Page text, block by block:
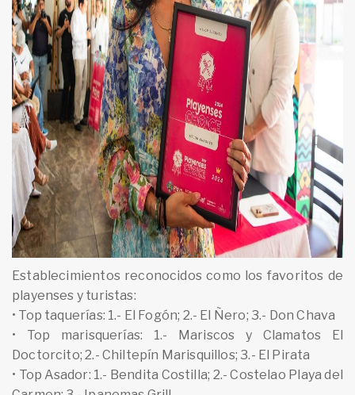
Establecimientos reconocidos como los favoritos de
playenses y turistas:
• Top taquerías: 1.- El Fogón; 2.- El Ñero; 3.- Don Chava
• Top marisquerías: 1.- Mariscos y Clamatos El
Doctorcito; 2.- Chiltepín Marisquillos; 3.- El Pirata
• Top Asador: 1.- Bendita Costilla; 2.- Costelao Playa del